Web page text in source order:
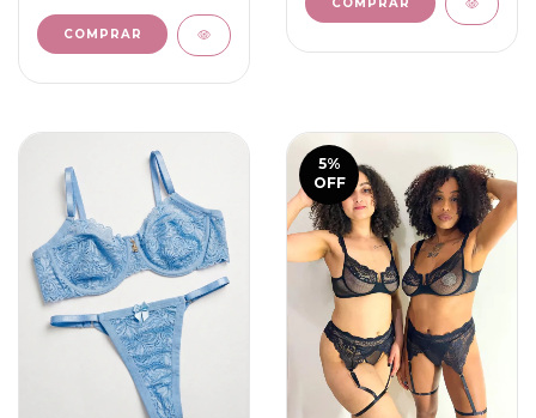
COMPRAR
COMPRAR
5%
OFF